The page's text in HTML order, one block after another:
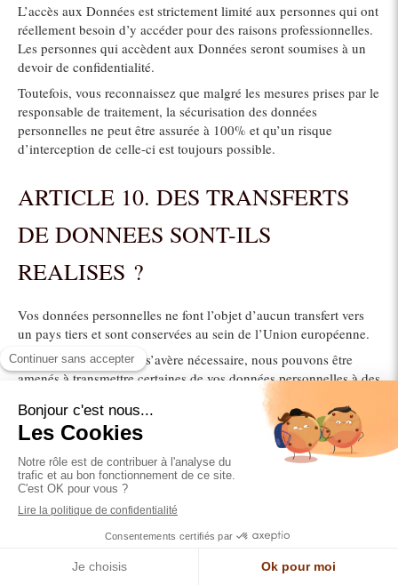
L’accès aux Données est strictement limité aux personnes qui ont
réellement besoin d’y accéder pour des raisons professionnelles.
Les personnes qui accèdent aux Données seront soumises à un
devoir de confidentialité.
Toutefois, vous reconnaissez que malgré les mesures prises par le
responsable de traitement, la sécurisation des données
personnelles ne peut être assurée à 100% et qu’un risque
d’interception de celle-ci est toujours possible.
ARTICLE 10. DES TRANSFERTS
DE DONNEES SONT-ILS
REALISES ?
Vos données personnelles ne font l’objet d’aucun transfert vers
un pays tiers et sont conservées au sein de l’Union européenne.
Toutefois, lorsque cela s’avère nécessaire, nous pouvons être
amenés à transmettre certaines de vos données personnelles à des
partenaires qui sont susceptibles de traiter vos données
personnelles sur un territoire hors de l’Union Européenne ou de
l’Espace économique européen.
Dans une telles hypothèse, les données personnelles transmises à
ces partenaires sont strictement limitées à celles nécessaires aux
traitements des demandes pour lesquelles les finalités ont été
définies à l’Article 3 ci-dessus.
Lorsque des Données sont transférées en dehors de l’Union
européenne, nous prenons toutes les mesures nécessaires avec
nos partenaires pour assurer une protection adéquate aux